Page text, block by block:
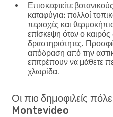
Επισκεφτείτε
καταφύγια: πολλοί
περιοχές και
επίσκεψη όταν ο καιρός
δραστηριότητες.
απόδραση από την
επιτρέπουν να μάθετε
χλωρίδα.
Οι πιο δημοφιλείς
Montevideo